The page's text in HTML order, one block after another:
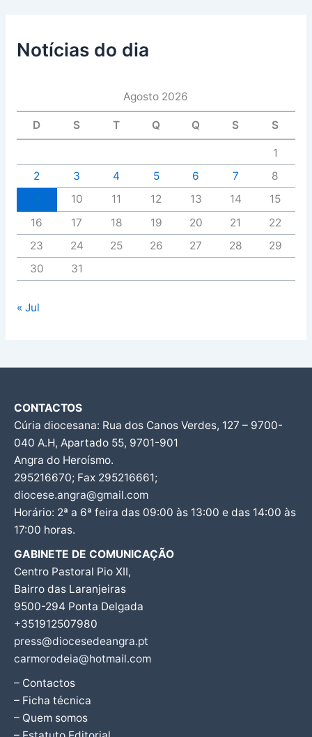
Notícias do dia
Agosto 2026
D S T Q Q S S
1
2
3 4 5 6 7
8
10 11 12 13 14
15
16
17 18 19 20 21
22
23
24 25 26 27 28
29
30
31
« Jul
CONTACTOS
Cúria diocesana: Rua dos Canos Verdes, 127 – 9700-
040 A.H, Apartado 55, 9701-901
Angra do Heroísmo.
295216670; Fax 295216661;
diocese.angra@gmail.com
Horário: 2ª a 6ª feira das 09:00 às 13:00 e das 14:00 às
17:00 horas.
GABINETE DE COMUNICAÇÃO
Centro Pastoral Pio XII,
Bairro das Laranjeiras
9500-294 Ponta Delgada
+351912507980
press@diocesedeangra.pt
carmorodeia@hotmail.com
– Contactos
– Ficha técnica
– Quem somos